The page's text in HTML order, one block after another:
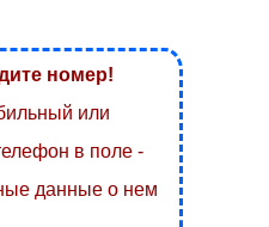
номер!
или
в поле -
данные о нем